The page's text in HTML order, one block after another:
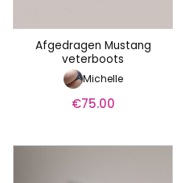
Afgedragen Mustang
veterboots
Michelle
€75.00